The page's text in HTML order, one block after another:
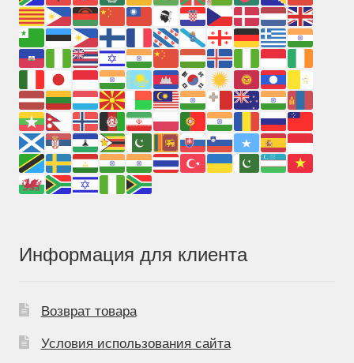
Информация для клиента
Возврат товара
Условия использования сайта